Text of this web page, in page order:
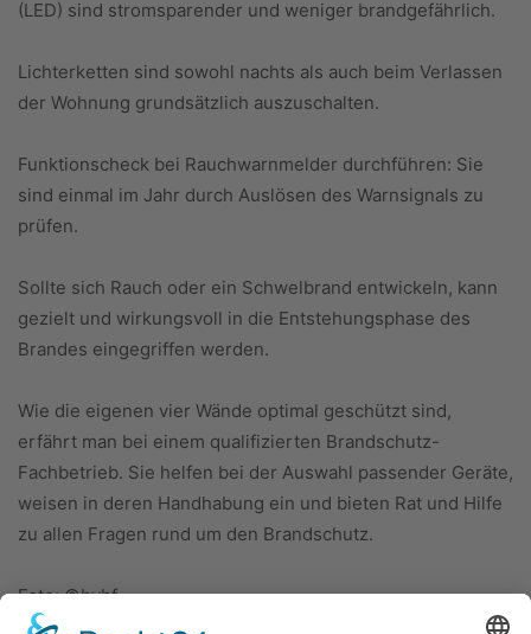
(LED) sind stromsparender und weniger brandgefährlich.
Lichterketten sind sowohl nachts als auch beim Verlassen
der Wohnung grundsätzlich auszuschalten.
Funktionscheck bei Rauchwarnmelder durchführen: Sie
sind einmal im Jahr durch Auslösen des Warnsignals zu
prüfen.
Sollte sich Rauch oder ein Schwelbrand entwickeln, kann
gezielt und wirkungsvoll in die Entstehungsphase des
Brandes eingegriffen werden.
Wie die eigenen vier Wände optimal geschützt sind,
erfährt man bei einem qualifizierten Brandschutz-
Fachbetrieb. Sie helfen bei der Auswahl passender Geräte,
weisen in deren Handhabung ein und bieten Rat und Hilfe
zu allen Fragen rund um den Brandschutz.
Foto: ©bvbf